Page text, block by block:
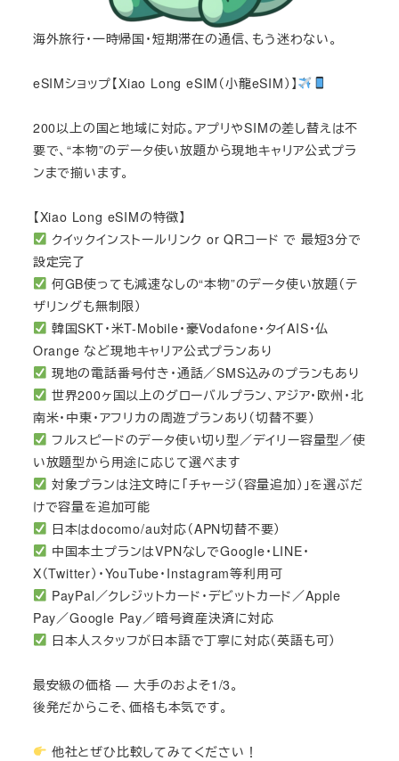
海外旅行・一時帰国・短期滞在の通信、もう迷わない。
eSIMショップ【Xiao Long eSIM（小龍eSIM）】
200以上の国と地域に対応。アプリやSIMの差し替えは不
要で、“本物”のデータ使い放題から現地キャリア公式プラ
ンまで揃います。
【Xiao Long eSIMの特徴】
クイックインストールリンク or QRコード で 最短3分で
設定完了
何GB使っても減速なしの“本物”のデータ使い放題（テ
ザリングも無制限）
韓国SKT・米T-Mobile・豪Vodafone・タイAIS・仏
Orange など現地キャリア公式プランあり
現地の電話番号付き・通話／SMS込みのプランもあり
世界200ヶ国以上のグローバルプラン、アジア・欧州・北
南米・中東・アフリカの周遊プランあり（切替不要）
フルスピードのデータ使い切り型／デイリー容量型／使
い放題型から用途に応じて選べます
対象プランは注文時に「チャージ（容量追加）」を選ぶだ
けで容量を追加可能
日本はdocomo/au対応（APN切替不要）
中国本土プランはVPNなしでGoogle・LINE・
X（Twitter）・YouTube・Instagram等利用可
PayPal／クレジットカード・デビットカード／Apple
Pay／Google Pay／暗号資産決済に対応
日本人スタッフが日本語で丁寧に対応（英語も可）
最安級の価格 — 大手のおよそ1/3。
後発だからこそ、価格も本気です。
他社とぜひ比較してみてください！